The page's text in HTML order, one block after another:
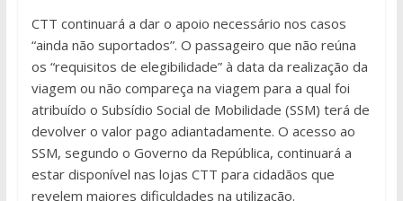
CTT continuará a dar o apoio necessário nos casos
“ainda não suportados”. O passageiro que não reúna
os “requisitos de elegibilidade” à data da realização da
viagem ou não compareça na viagem para a qual foi
atribuído o Subsídio Social de Mobilidade (SSM) terá de
devolver o valor pago adiantadamente. O acesso ao
SSM, segundo o Governo da República, continuará a
estar disponível nas lojas CTT para cidadãos que
revelem maiores dificuldades na utilização.